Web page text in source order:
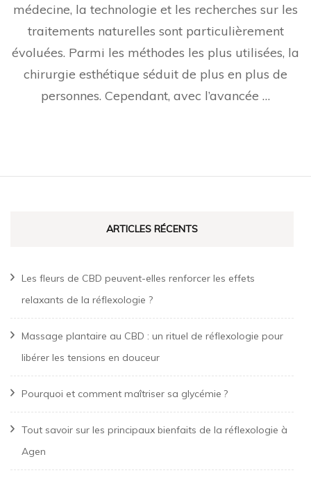
médecine, la technologie et les recherches sur les
traitements naturelles sont particulièrement
évoluées. Parmi les méthodes les plus utilisées, la
chirurgie esthétique séduit de plus en plus de
personnes. Cependant, avec l’avancée …
ARTICLES RÉCENTS
Les fleurs de CBD peuvent-elles renforcer les effets
relaxants de la réflexologie ?
Massage plantaire au CBD : un rituel de réflexologie pour
libérer les tensions en douceur
Pourquoi et comment maîtriser sa glycémie ?
Tout savoir sur les principaux bienfaits de la réflexologie à
Agen